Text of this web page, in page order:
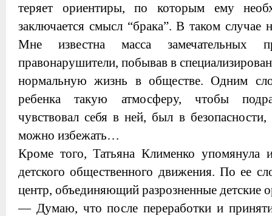
теряет ориентиры, по которым ему
заключается смысл “брака”. В таком случае
Мне известна масса замечательных
правонарушители, побывав в
нормальную жизнь в обществе. Одним
ребенка такую атмосферу, чтобы
чувствовал себя в ней, был в безопасности,
можно избежать…
Кроме того, Татьяна Клименко упомянула
детского общественного движения. По ее
центр, объединяющий разрозненные детские
— Думаю, что после переработки и